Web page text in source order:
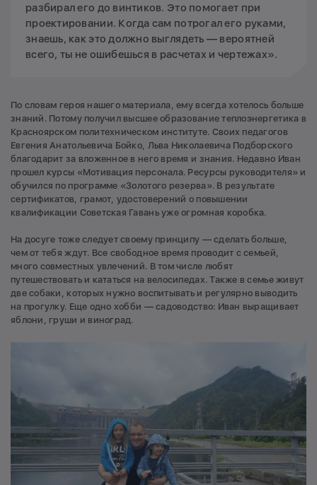
разбирал его до винтиков. Это помогает при
проектировании. Когда сам потрогал его руками,
знаешь, как это должно выглядеть — вероятней
всего, ты не ошибешься в расчетах и чертежах».
По словам героя нашего материала, ему всегда хотелось больше
знаний. Потому получил высшее образование теплоэнергетика в
Красноярском политехническом институте. Своих педагогов
Евгения Анатольевича Бойко, Льва Николаевича Подборского
благодарит за вложенное в него время и знания. Недавно Иван
прошел курсы «Мотивация персонала. Ресурсы руководителя» и
обучился по программе «Золотого резерва». В результате
сертификатов, грамот, удостоверений о повышении
квалификации Советская Гавань уже огромная коробка.
На досуге тоже следует своему принципу — сделать больше,
чем от тебя ждут. Все свободное время проводит с семьей,
много совместных увлечений. В том числе любят
путешествовать и кататься на велосипедах. Также в семье живут
две собаки, которых нужно воспитывать и регулярно выводить
на прогулку. Еще одно хобби — садоводство: Иван выращивает
яблони, груши и виноград.